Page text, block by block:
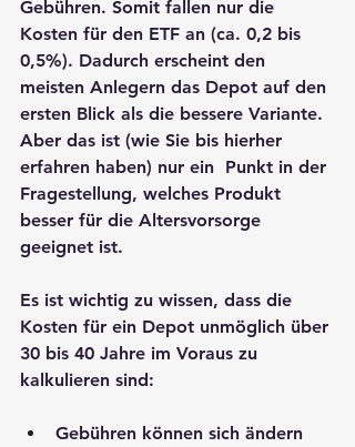
Gebühren. Somit fallen nur die
Kosten für den ETF an (ca. 0,2 bis
0,5%). Dadurch erscheint den
meisten Anlegern das Depot auf den
ersten Blick als die bessere Variante.
Aber das ist (wie Sie bis hierher
erfahren haben) nur ein  Punkt in der
Fragestellung, welches Produkt
besser für die Altersvorsorge
geeignet ist.
Es ist wichtig zu wissen, dass die
Kosten für ein Depot unmöglich über
30 bis 40 Jahre im Voraus zu
kalkulieren sind:
Gebühren können sich ändern